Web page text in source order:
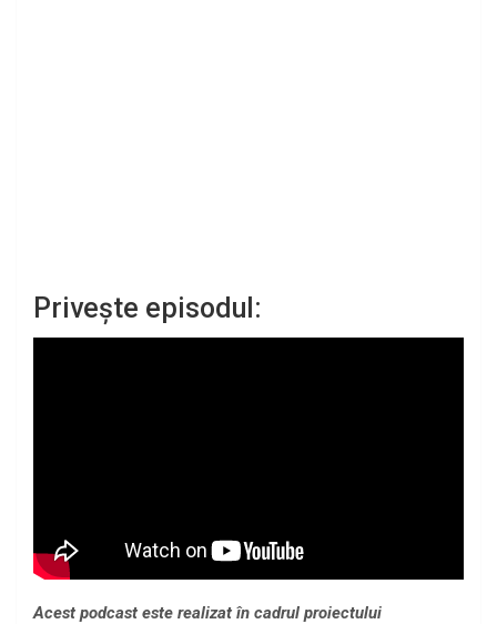
Privește episodul:
Acest podcast este realizat în cadrul proiectului